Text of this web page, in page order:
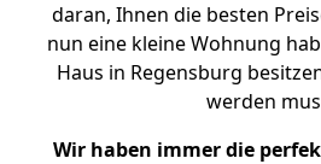
daran, Ihnen die besten
nun eine kleine Wohnung
Haus in Regensburg
werden
Wir haben immer die